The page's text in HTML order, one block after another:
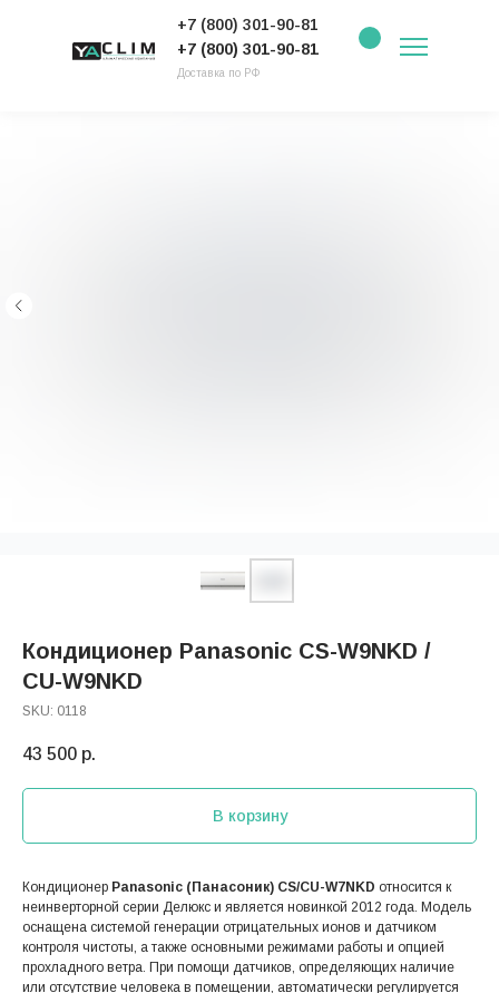
Доставка по РФ
+7 (800) 301-90-81
+7 (800) 301-90-81
Кондиционер Panasonic CS-W9NKD /
CU-W9NKD
SKU: 0118
43 500 р.
В корзину
Кондиционер Panasonic (Панасоник) CS/CU-W7NKD относится к
неинверторной серии Делюкс и является новинкой 2012 года. Модель
оснащена системой генерации отрицательных ионов и датчиком
контроля чистоты, а также основными режимами работы и опцией
прохладного ветра. При помощи датчиков, определяющих наличие
или отсутствие человека в помещении, автоматически регулируется